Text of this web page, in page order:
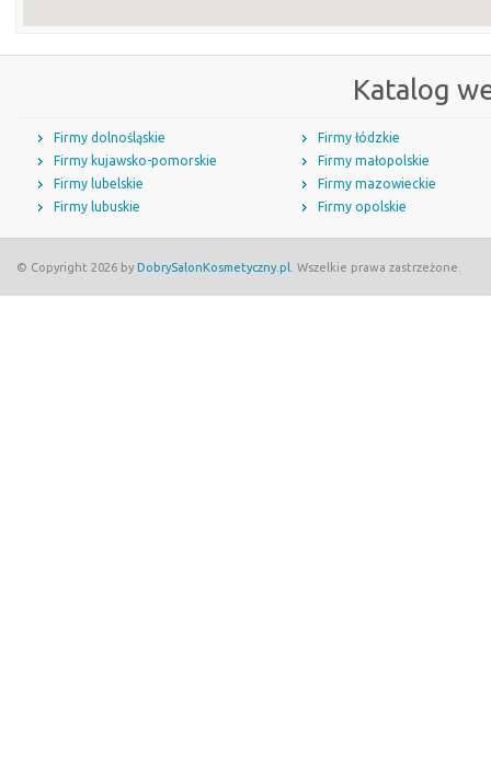
Katalog
Firmy dolnośląskie
Firmy kujawsko-pomorskie
Firmy lubelskie
Firmy lubuskie
Firmy łódzkie
Firmy małopolskie
Firmy mazowieckie
Firmy opolskie
© Copyright 2026 by DobrySalonKosmetyczny.pl . Wszelkie prawa zastrzeżone.